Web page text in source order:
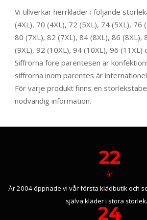
Vi tillverkar herrkläder i följande
(4XL), 70 (4XL), 72 (5XL), 74 (5XL), 76
80 (7XL), 82 (7XL), 84 (8XL), 86 (8XL),
(9XL), 92 (10XL), 94 (10XL), 96 (11XL)
Siffrorna före parentesen är
siffrorna inom parentes är
För varje produkt finns en
nödvändig information.
22
år
År 2004 öppnade vi vår första klädbutik och
själva kläder i stora
24